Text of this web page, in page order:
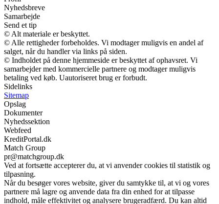
Nyhedsbreve
Samarbejde
Send et tip
© Alt materiale er beskyttet.
© Alle rettigheder forbeholdes. Vi modtager muligvis en andel af
salget, når du handler via links på siden.
© Indholdet på denne hjemmeside er beskyttet af ophavsret. Vi
samarbejder med kommercielle partnere og modtager muligvis
betaling ved køb. Uautoriseret brug er forbudt.
Sidelinks
Sitemap
Opslag
Dokumenter
Nyhedssektion
Webfeed
KreditPortal.dk
Match Group
pr@matchgroup.dk
Ved at fortsætte accepterer du, at vi anvender cookies til statistik og
tilpasning.
Når du besøger vores website, giver du samtykke til, at vi og vores
partnere må lagre og anvende data fra din enhed for at tilpasse
indhold, måle effektivitet og analysere brugeradfærd. Du kan altid